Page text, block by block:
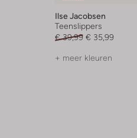
Ilse Jacobsen
Teenslippers
€ 39,99 € 35,99
+ meer kleuren